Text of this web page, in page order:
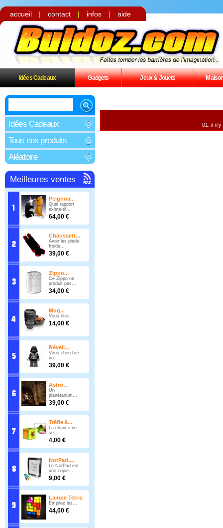
accueil | contact | infos | aide
Idées Cadeaux Gadgets Jeux & Jouets
Idées Cadeaux
Tous nos produits
Aléatoire
Meilleures ventes
Peignoir...
Quel rapport
existe-til...
64,00 €
Chaussett...
Avoir les pieds
froids...
39,00 €
Zippo...
Ce Zippo ne
produit pas...
34,00 €
Mug...
Vous êtes...
14,00 €
Réveil...
Vous cherchez
un...
39,00 €
Astro...
Un
planétarium...
39,00 €
Trèfle à...
La chance ne
se...
4,00 €
NotPad,...
Le NotPad est
une copie...
9,00 €
Lampe Tetris
Empilez les...
44,00 €
il n'y